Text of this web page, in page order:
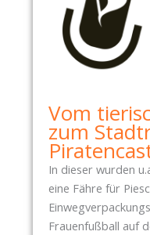
Vom
zum
In dieser wurden
eine Fähre für
Frauenfußball auf